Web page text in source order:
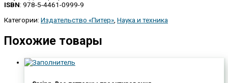
ISBN: 978-5-4461-0999-9
Категории: Издательство «Питер» Наука и техника
Похожие товары